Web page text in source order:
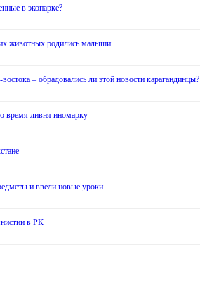
в экопарке?
животных родились малыши
– обрадовались ли этой новости карагандинцы?
время ливня иномарку
и ввели новые уроки
в РК